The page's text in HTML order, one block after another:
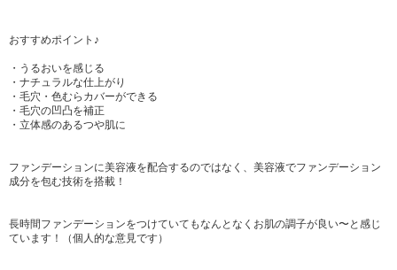
おすすめポイント♪
・うるおいを感じる
・ナチュラルな仕上がり
・毛穴・色むらカバーができる
・毛穴の凹凸を補正
・立体感のあるつや肌に
ファンデーションに美容液を配合するのではなく、美容液でファンデーション
成分を包む技術を搭載！
長時間ファンデーションをつけていてもなんとなくお肌の調子が良い〜と感じ
ています！（個人的な意見です）